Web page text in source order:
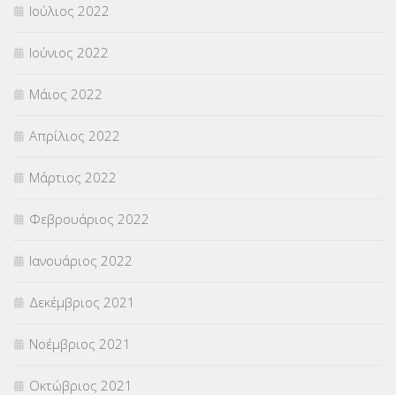
Ιούλιος 2022
Ιούνιος 2022
Μάιος 2022
Απρίλιος 2022
Μάρτιος 2022
Φεβρουάριος 2022
Ιανουάριος 2022
Δεκέμβριος 2021
Νοέμβριος 2021
Οκτώβριος 2021